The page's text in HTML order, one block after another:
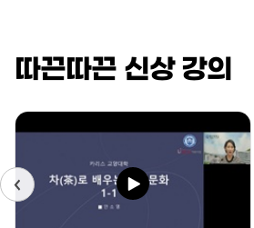
따끈따끈 신상 강의